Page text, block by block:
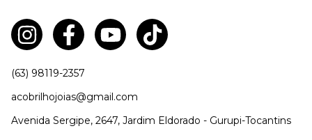
(63) 98119-2357
acobrilhojoias@gmail.com
Avenida Sergipe, 2647, Jardim Eldorado - Gurupi-Tocantins